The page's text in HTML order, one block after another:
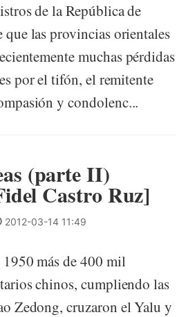
de la República de
las provincias orientales
muchas pérdidas
por el tifón, el remitente
y condolenc...
(parte II)
Castro Ruz]
2012-03-14 11:49
más de 400 mil
chinos, cumpliendo las
Zedong, cruzaron el Yalu y